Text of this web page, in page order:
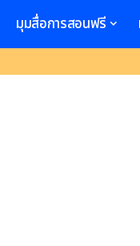
มุมสื่อการสอนฟรี